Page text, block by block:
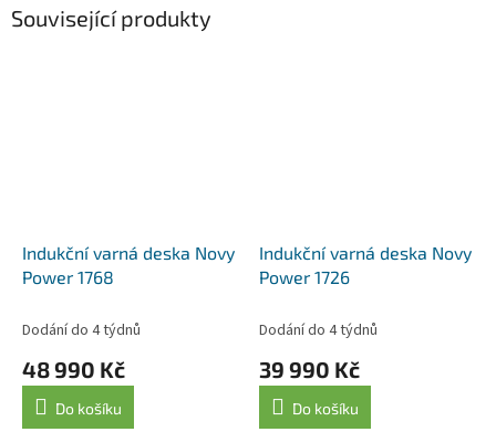
Související produkty
Indukční varná deska Novy
Power 1768
Dodání do 4 týdnů
48 990 Kč
Do košíku
Indukční varná deska Novy
Power 1726
Dodání do 4 týdnů
39 990 Kč
Do košíku